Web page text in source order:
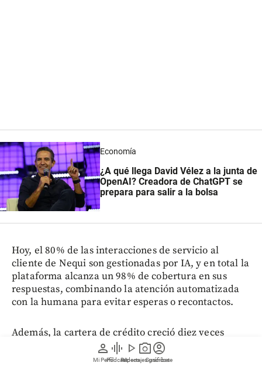
person
Mi Perfil
graphic_eq
Pódcast
play_arrow
Videos
photo_camera
Reportajes gráficos
account_circle
Suscríbete
Economía
¿A qué llega David Vélez a la junta de
OpenAI? Creadora de ChatGPT se
prepara para salir a la bolsa
Hoy, el 80% de las interacciones de servicio al
cliente de Nequi son gestionadas por IA, y en total la
plataforma alcanza un 98% de cobertura en sus
respuestas, combinando la atención automatizada
con la humana para evitar esperas o recontactos.
Además, la cartera de crédito creció diez veces
gracias al machine learning. Así lo reveló a EL
COLOMBIANO Rubén Darío Vargas, Chief Data & AI